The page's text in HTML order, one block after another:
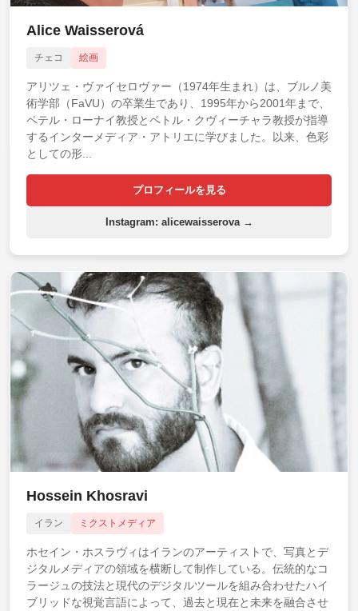
Alice Waisserová
チェコ 絵画
アリツェ・ヴァイセロヴァー（1974年生まれ）は、ブルノ美
術学部（FaVU）の卒業生であり、1995年から2001年まで、
ペテル・ローナイ教授とペトル・クヴィーチャラ教授が指導
するインターメディア・アトリエに学びました。以来、色彩
としての形...
プロフィールを見る
Instagram: alicewaisserova →
Hossein Khosravi
イラン ミクストメディア
ホセイン・ホスラヴィはイランのアーティストで、写真とデ
ジタルメディアの領域を横断して制作している。伝統的なコ
ラージュの技法と現代のデジタルツールを組み合わせたハイ
ブリッドな視覚言語によって、過去と現在と未来を融合させ